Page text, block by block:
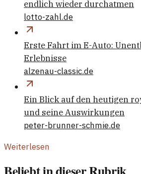
endlich wieder durchatmen
lotto-zahl.de
Erste Fahrt im E-Auto:
Erlebnisse
alzenau-classic.de
Ein Blick auf den heutigen
und seine Auswirkungen
peter-brunner-schmie.de
Weiterlesen